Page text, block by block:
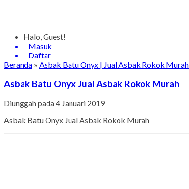
Halo, Guest!
Masuk
Daftar
Beranda » Asbak Batu Onyx | Jual Asbak Rokok Murah
Asbak Batu Onyx Jual Asbak Rokok Murah
Diunggah pada 4 Januari 2019
Asbak Batu Onyx Jual Asbak Rokok Murah